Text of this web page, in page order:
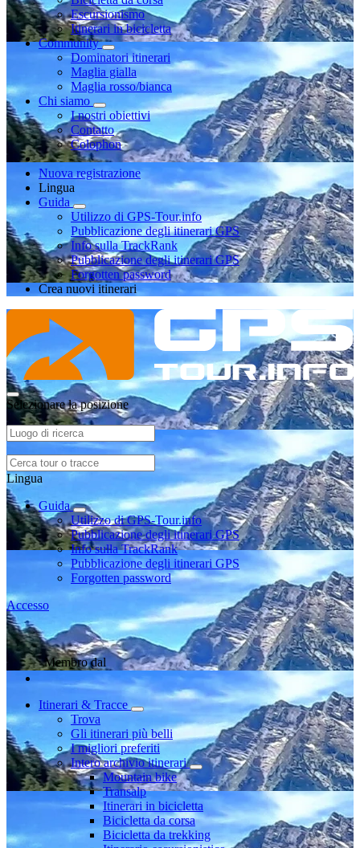
Escursionismo
Itinerari in bicicletta
Community
Dominatori itinerari
Maglia gialla
Maglia rosso/bianca
Chi siamo
I nostri obiettivi
Contatto
Colophon
Nuova registrazione
Lingua
Guida
Utilizzo di GPS-Tour.info
Pubblicazione degli itinerari GPS
Info sulla TrackRank
Pubblicazione degli itinerari GPS
Forgotten password
Crea nuovi itinerari
Selezionare la posizione
Lingua
Guida
Utilizzo di GPS-Tour.info
Pubblicazione degli itinerari GPS
Info sulla TrackRank
Pubblicazione degli itinerari GPS
Forgotten password
Accesso
Membro dal
Itinerari & Tracce
Trova
Gli itinerari più belli
I migliori preferiti
Intero archivio itinerari
Mountain bike
Transalp
Itinerari in bicicletta
Bicicletta da corsa
Bicicletta da trekking